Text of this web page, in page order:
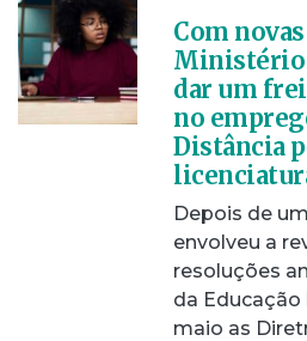
Com
Ministério
dar um
no
Distância
Depois de
envolveu a
resoluções
da
maio as